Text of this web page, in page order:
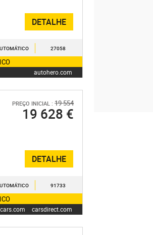
DETALHE
27058
autohero.com
PREÇO INICIAL : 19 554
19 628 €
DETALHE
91733
cars.com carsdirect.com